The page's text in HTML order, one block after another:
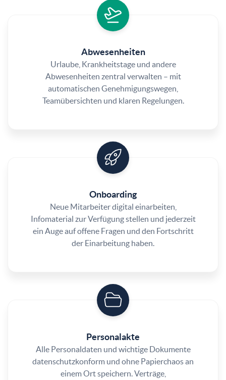
Abwesenheiten
Urlaube, Krankheitstage und andere
Abwesenheiten zentral verwalten – mit
automatischen Genehmigungswegen,
Teamübersichten und klaren Regelungen.
Onboarding
Neue Mitarbeiter digital einarbeiten,
Infomaterial zur Verfügung stellen und jederzeit
ein Auge auf offene Fragen und den Fortschritt
der Einarbeitung haben.
Personalakte
Alle Personaldaten und wichtige Dokumente
datenschutzkonform und ohne Papierchaos an
einem Ort speichern. Verträge,